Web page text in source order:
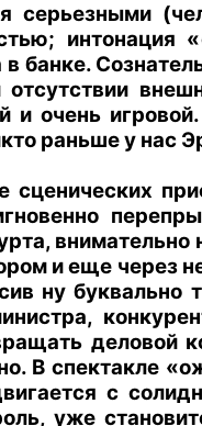
интонация
банке.
очень
раньше у нас
сценических
и еще через
ну
В спектакле
с
уже